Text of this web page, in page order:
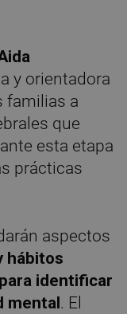
y orientadora
familias a
que
esta etapa
prácticas
aspectos
hábitos
identificar
mental. El